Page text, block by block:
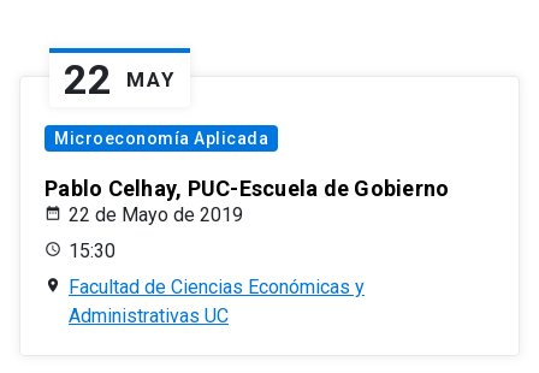
22 MAY
Microeconomía Aplicada
Pablo Celhay, PUC-Escuela de Gobierno
22 de Mayo de 2019
15:30
Facultad de Ciencias Económicas y
Administrativas UC